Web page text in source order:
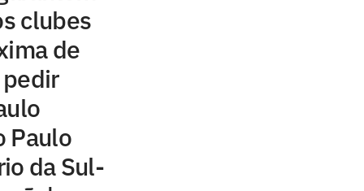
clubes
de
Paulo
da Sul-